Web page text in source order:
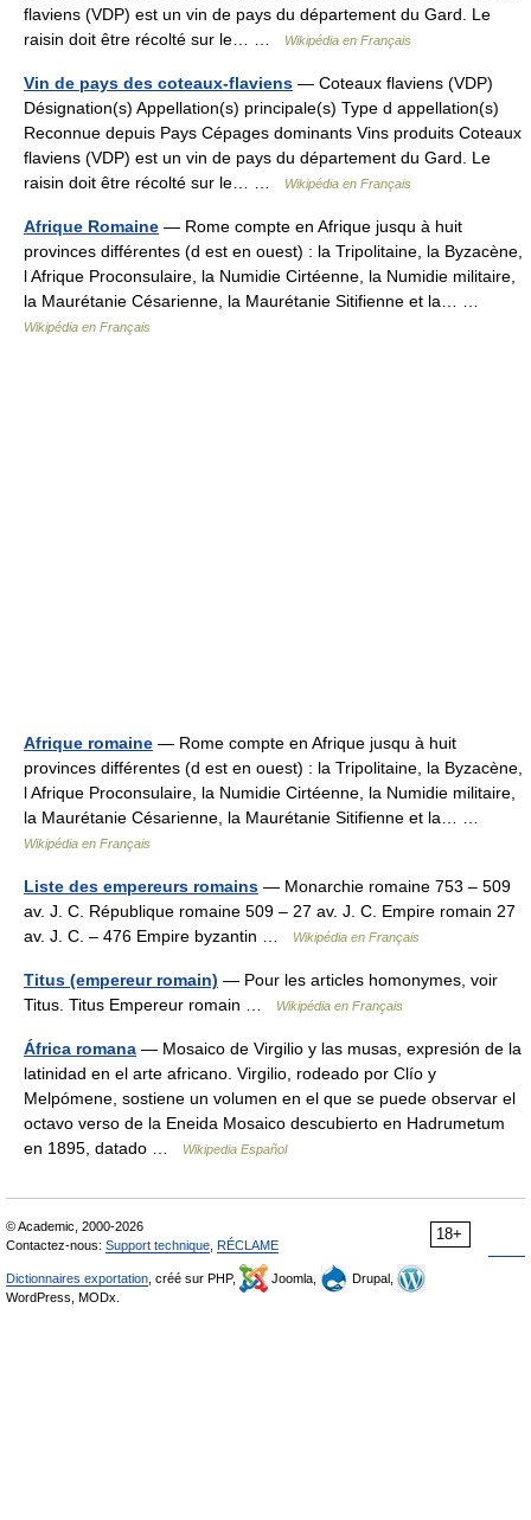
flaviens (VDP) est un vin de pays du département du Gard. Le
raisin doit être récolté sur le… …
Wikipédia en Français
Vin de pays des coteaux-flaviens — Coteaux flaviens (VDP)
Désignation(s) Appellation(s) principale(s) Type d appellation(s)
Reconnue depuis Pays Cépages dominants Vins produits Coteaux
flaviens (VDP) est un vin de pays du département du Gard. Le
raisin doit être récolté sur le… …
Wikipédia en Français
Afrique Romaine — Rome compte en Afrique jusqu à huit
provinces différentes (d est en ouest) : la Tripolitaine, la Byzacène,
l Afrique Proconsulaire, la Numidie Cirtéenne, la Numidie militaire,
la Maurétanie Césarienne, la Maurétanie Sitifienne et la… …
Wikipédia en Français
Afrique romaine — Rome compte en Afrique jusqu à huit
provinces différentes (d est en ouest) : la Tripolitaine, la Byzacène,
l Afrique Proconsulaire, la Numidie Cirtéenne, la Numidie militaire,
la Maurétanie Césarienne, la Maurétanie Sitifienne et la… …
Wikipédia en Français
Liste des empereurs romains — Monarchie romaine 753 – 509
av. J. C. République romaine 509 – 27 av. J. C. Empire romain 27
av. J. C. – 476 Empire byzantin …
Wikipédia en Français
Titus (empereur romain) — Pour les articles homonymes, voir
Titus. Titus Empereur romain …
Wikipédia en Français
África romana — Mosaico de Virgilio y las musas, expresión de la
latinidad en el arte africano. Virgilio, rodeado por Clío y
Melpómene, sostiene un volumen en el que se puede observar el
octavo verso de la Eneida Mosaico descubierto en Hadrumetum
en 1895, datado …
Wikipedia Español
18+
© Academic, 2000-2026
Contactez-nous: Support technique RÉCLAME
Dictionnaires exportation , créé sur PHP, Joomla,
Drupal,
WordPress, MODx.